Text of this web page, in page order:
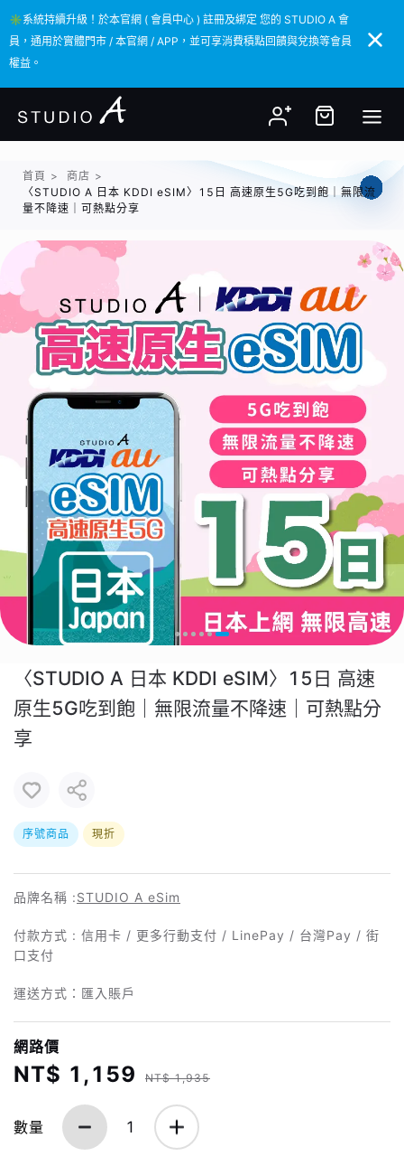
✳️系統持續升級！於本官網 ( 會員中心 ) 註冊及綁定 您的 STUDIO A 會
員，通用於實體門市 / 本官網 / APP，並可享消費積點回饋與兌換等會員
權益。
✳️系統持續升級！於本官網 ( 會員中心 ) 註冊及綁定 您的 STUDIO A 會
員，通用於實體門市 / 本官網 / APP，並可享消費積點回饋與兌換等會員
權益。
首頁 > 商店 >
〈STUDIO A 日本 KDDI eSIM〉15日 高速原生5G吃到飽｜無限流
量不降速｜可熱點分享
〈STUDIO A 日本 KDDI eSIM〉15日 高速
原生5G吃到飽｜無限流量不降速｜可熱點分
享
序號商品 現折
品牌名稱 :STUDIO A eSim
付款方式 : 信用卡 / 更多行動支付 / LinePay / 台灣Pay / 街
口支付
運送方式：匯入賬戶
網路價
NT$ 1,159 NT$ 1,935
數量 1